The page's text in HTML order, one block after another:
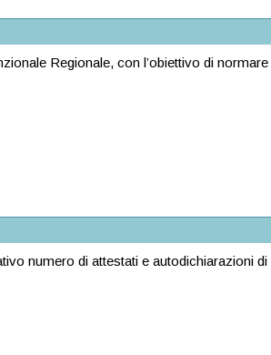
Regionale, con l’obiettivo di
numero di attestati e autodichiarazioni